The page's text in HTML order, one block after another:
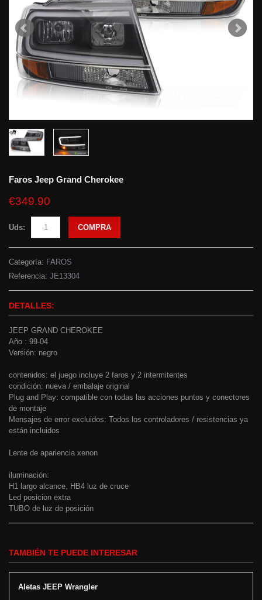
Faros Jeep Grand Cherokee
€349.90
Uds: COMPRA
Categoría: FAROS
Referencia: JE13304
DETALLES:
JEEP GRAND CHEROKEE
Año : 99-04
Versión: negro
contenidos: el juego incluye 2 faros y 2 intermitentes
condición: nueva / embalaje original
Plug and Play: compatible con todas las acciones puntos y conectores
de montaje
Mensajes de error excluidos: Todos los controladores / resistencias ya
están incluidos
Lente de apariencia xenon
iluminación:
H1 largo alcance, HB4 luz de cruce
Led posicion extra
TUBO de luz de posición
TAMBIÉN TE PUEDE INTERESAR
Aletas JEEP Wrangler